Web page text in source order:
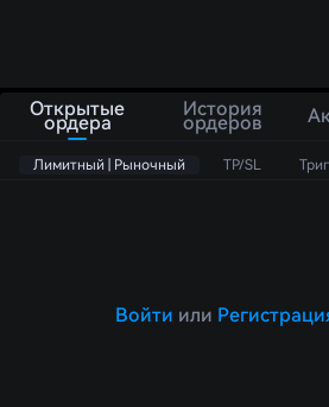
Открытые
ордера
История
ордеров
Лимитный | Рыночный TP/SL
Войти или